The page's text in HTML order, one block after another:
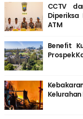
CCTV
Diperiksa
ATM
Benefit
Prospek